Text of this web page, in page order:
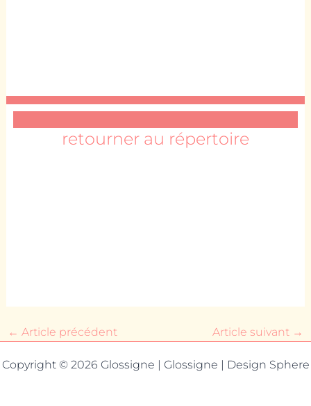
retourner au répertoire
← Article précédent Article suivant →
Copyright © 2026 Glossigne | Glossigne | Design Sphere